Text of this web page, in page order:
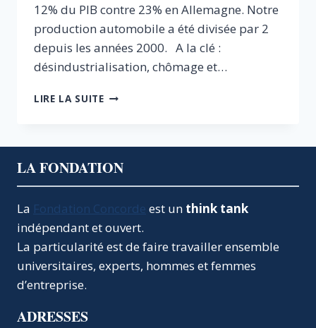
12% du PIB contre 23% en Allemagne. Notre
production automobile a été divisée par 2
depuis les années 2000. A la clé :
désindustrialisation, chômage et…
LIRE LA SUITELE
LA FONDATION
La Fondation Concorde est un think tank
indépendant et ouvert.
La particularité est de faire travailler ensemble
universitaires, experts, hommes et femmes
d’entreprise.
ADRESSES